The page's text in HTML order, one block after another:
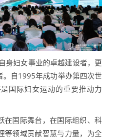
身妇女事业的卓越建设者，更
。自1995年成功举办第四次世
国际妇女运动的重要推动力
在国际舞台，在国际组织、科
等领域贡献智慧与力量，为全